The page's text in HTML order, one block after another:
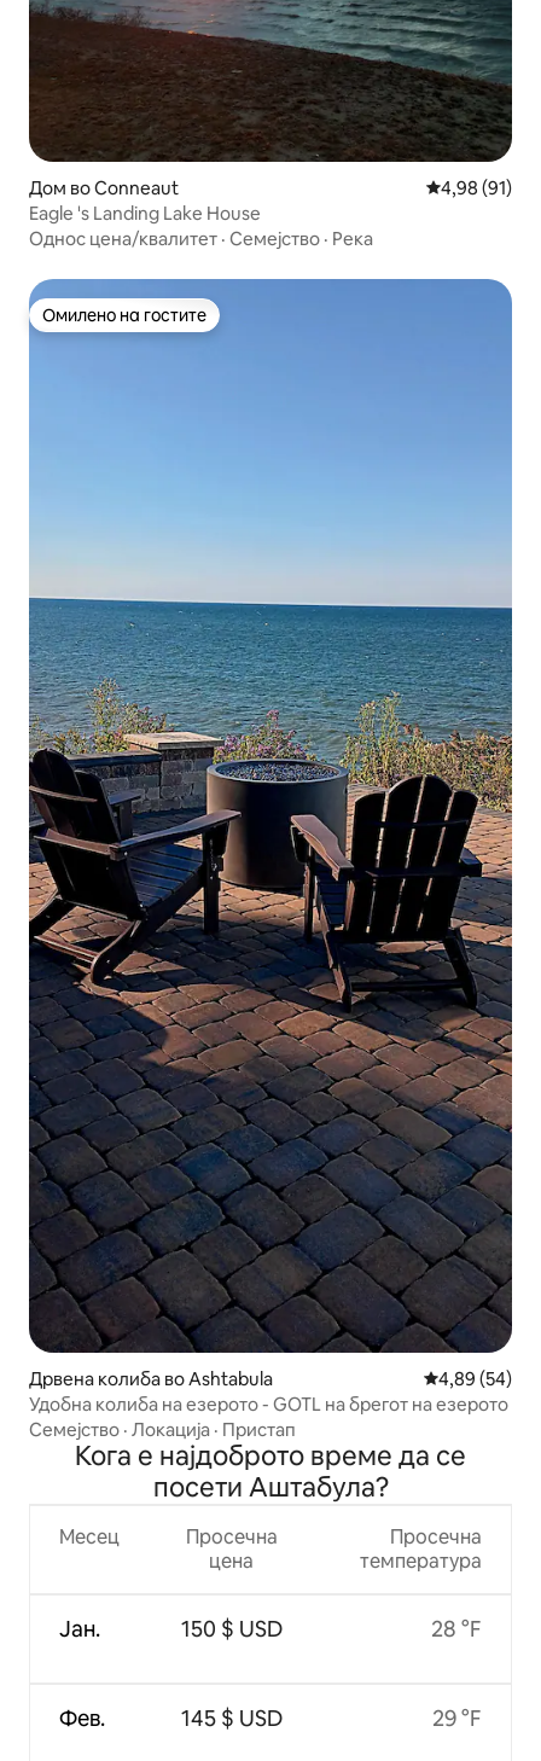
Дом во Conneaut Просечна
4,98 (91)
Eagle 's Landing Lake House
Однос цена/квалитет · Семејство · Река
Омилено на гостите
Омилено на гостите
Дрвена колиба во Ashtabula Просечна
4,89 (54)
Удобна колиба на езерото - GOTL на брегот на езерото
Семејство · Локација · Пристап
Кога е најдоброто време да се
посети Аштабула?
Месец
Јан.
Фев.
Просечна
цена
150 $ USD
145 $ USD
Просечна
температура
28 °F
29 °F